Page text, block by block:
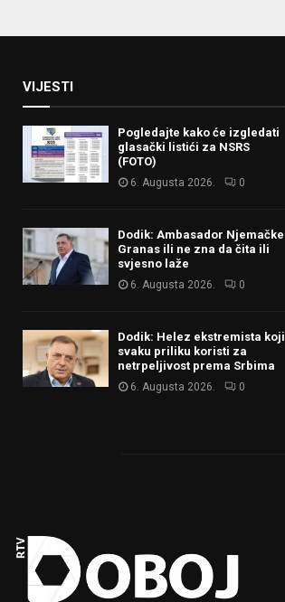
VIJESTI
Pogledajte kako će izgledati
glasački listići za NSRS
(FOTO)
6. Augusta 2026. 0
Dodik: Ambasador Njemačke
Granas ili ne zna da čita ili
svjesno laže
6. Augusta 2026. 0
Dodik: Helez ekstremista koji
svaku priliku koristi za
netrpeljivost prema Srbima
6. Augusta 2026. 0